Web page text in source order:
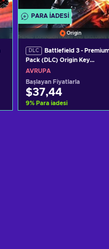
PARA IADESI
Origin
DLC
Battlefield 3 -
Pack (DLC) Origin Key
EUROPE
AVRUPA
Başlayan Fiyatlarla
$37,44
9% Para iadesi